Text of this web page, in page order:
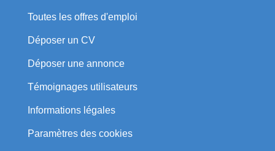
Toutes les offres d'emploi
Déposer un CV
Déposer une annonce
Témoignages utilisateurs
Informations légales
Paramètres des cookies